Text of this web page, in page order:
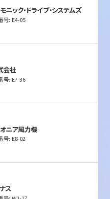
ック・ドライブ・システムズ
号: E4-05
会社
号: E7-36
ニア風力機
号: E8-02
ス